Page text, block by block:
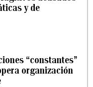
y de
“constantes”
organización